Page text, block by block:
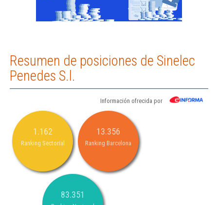
Resumen de posiciones de Sinelec
Penedes S.l.
Información ofrecida por
1.162
Ranking Sectorial
13.356
Ranking Barcelona
83.351